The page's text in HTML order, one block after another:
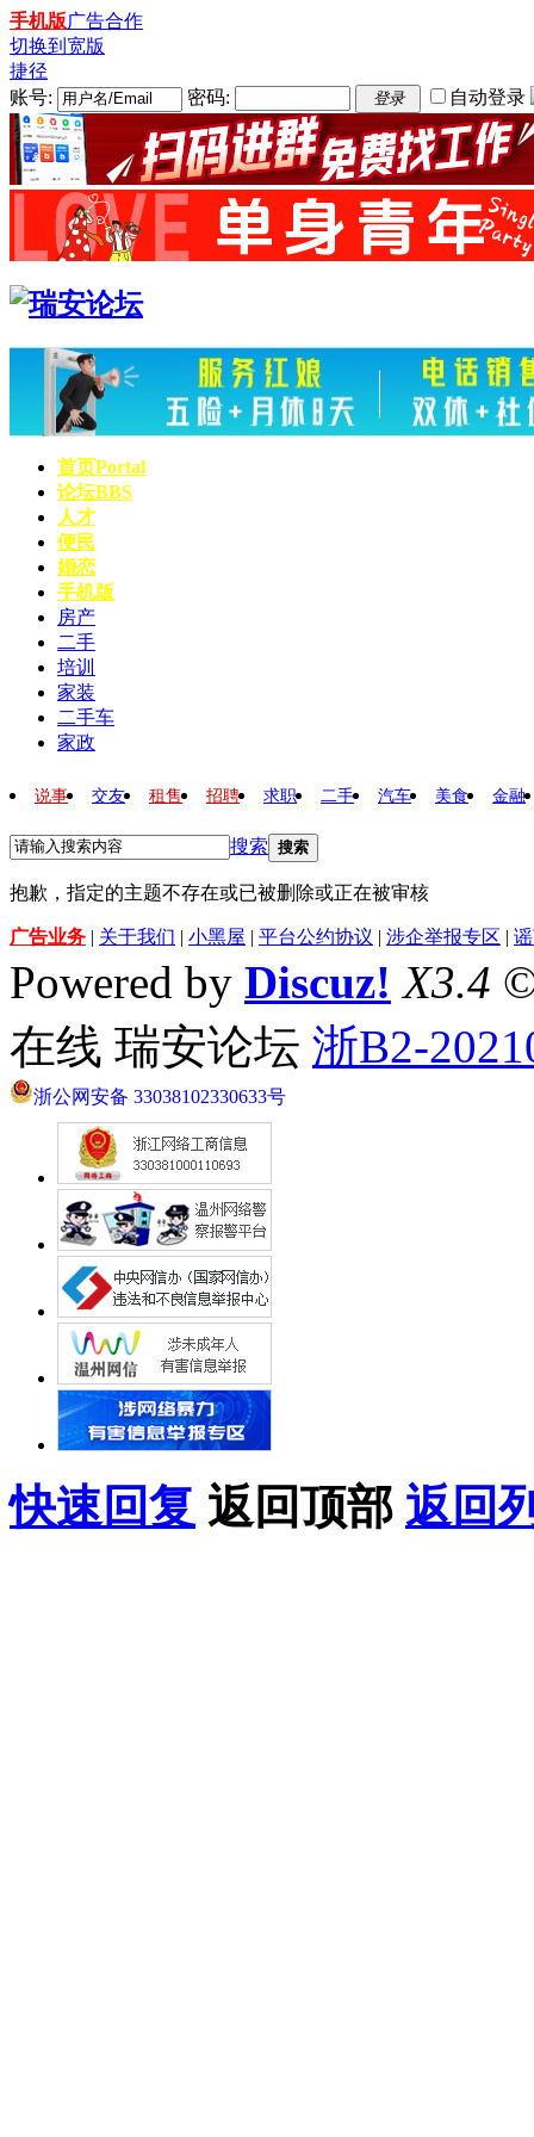
手机版广告合作
切换到宽版
捷径
账号:
密码: 登录 自动登录
首页Portal
论坛BBS
人才
便民
婚恋
手机版
房产
二手
培训
家装
二手车
家政
说事 交友 租售 招聘 求职 二手 汽车 美食 金融
搜索 搜索
抱歉，指定的主题不存在或已被删除或正在被审核
广告业务 | 关于我们 | 小黑屋 | 平台公约协议 | 涉企举报专区 |
Powered by Discuz! X3.4
在线 瑞安论坛 浙B2-
浙公网安备 33038102330633号
快速回复 返回顶部 返回